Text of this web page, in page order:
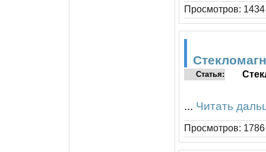
Просмотров:
Статья:
... Читать
Просмотров: